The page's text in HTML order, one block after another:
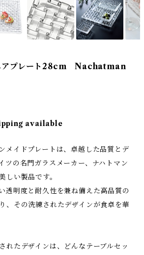
アプレート28cm Nachatman
available
メイドプレートは、卓越した品質とデ
ツの名門ガラスメーカー、ナハトマン
しい製品です。
透明度と耐久性を兼ね備えた高品質の
、その洗練されたデザインが食卓を華
れたデザインは、どんなテーブルセッ